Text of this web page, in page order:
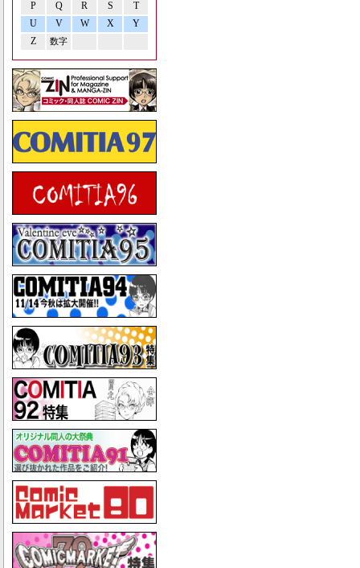
P Q R S
T
U
V W X
Y
Z
数字